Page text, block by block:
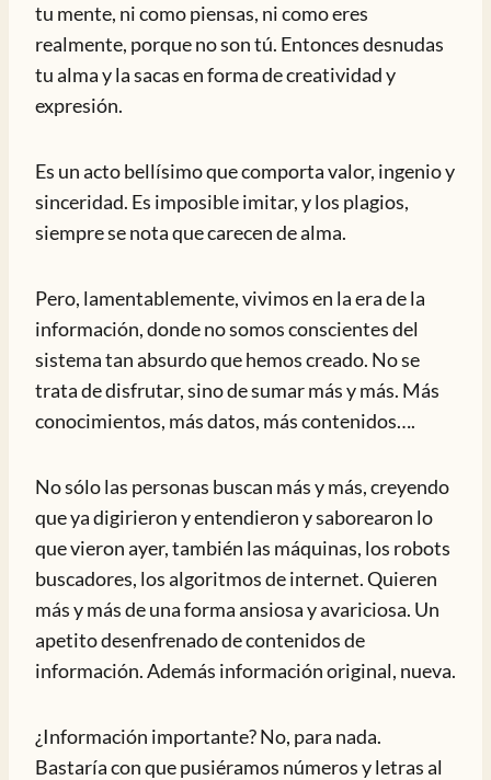
tu mente, ni como piensas, ni como eres
realmente, porque no son tú. Entonces desnudas
tu alma y la sacas en forma de creatividad y
expresión.
Es un acto bellísimo que comporta valor, ingenio y
sinceridad. Es imposible imitar, y los plagios,
siempre se nota que carecen de alma.
Pero, lamentablemente, vivimos en la era de la
información, donde no somos conscientes del
sistema tan absurdo que hemos creado. No se
trata de disfrutar, sino de sumar más y más. Más
conocimientos, más datos, más contenidos….
No sólo las personas buscan más y más, creyendo
que ya digirieron y entendieron y saborearon lo
que vieron ayer, también las máquinas, los robots
buscadores, los algoritmos de internet. Quieren
más y más de una forma ansiosa y avariciosa. Un
apetito desenfrenado de contenidos de
información. Además información original, nueva.
¿Información importante? No, para nada.
Bastaría con que pusiéramos números y letras al